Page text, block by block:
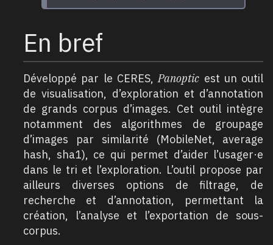
En bref
Développé par le CERES,Panoptic est un outil
de visualisation, d’exploration et d’annotation
de grands corpus d’images. Cet outil intègre
notamment des algorithmes de groupage
d’images par similarité (MobileNet, average
hash, sha1), ce qui permet d’aider l’usager·e
dans le tri et l’exploration. L’outil propose par
ailleurs diverses options de filtrage, de
recherche et d’annotation, permettant la
création, l’analyse et l’exportation de sous-
corpus.